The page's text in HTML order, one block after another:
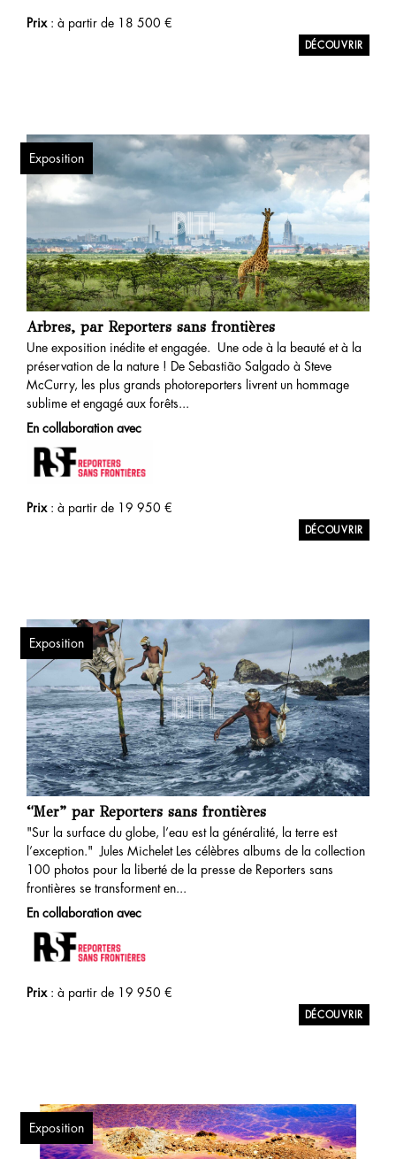
Prix: à partir de 18 500 €
Arbres, par Reporters sans frontières
Une exposition inédite et engagée. Une ode à la beauté et à la
préservation de la nature ! De Sebastião Salgado à Steve
McCurry, les plus grands photoreporters livrent un hommage
sublime et engagé aux forêts...
En collaboration avec
Prix: à partir de 19 950 €
Exposition
“Mer” par Reporters sans frontières
"Sur la surface du globe, l’eau est la généralité, la terre est
l’exception." Jules Michelet Les célèbres albums de la collection
100 photos pour la liberté de la presse de Reporters sans
frontières se transforment en...
En collaboration avec
Prix: à partir de 19 950 €
Exposition
Exposition